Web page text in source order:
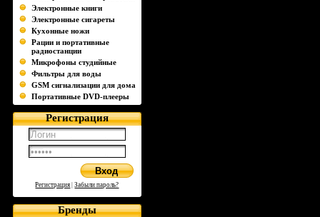
Электронные книги
Электронные сигареты
Кухонные ножи
Рации и портативные
радиостанции
Микрофоны студийные
Фильтры для воды
GSM сигнализации для дома
Портативные DVD-плееры
Регистрация
Регистрация |Забыли пароль?
Бренды